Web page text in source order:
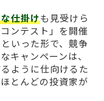
仕掛けも見受けら
ンテスト」を開催
いった形で、競争
キャンペーンは、
ように仕向けるた
とんどの投資家が